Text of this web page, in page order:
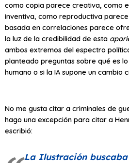
como copia parece creativa, como
inventiva, como reproductiva
basada en correlaciones parece
la luz de la credibilidad de esta
ambos extremos del espectro
planteado preguntas sobre qué es
humano o si la IA supone un cambio
No me gusta citar a criminales de
hago una excepción para citar a
escribió:
La Ilustración